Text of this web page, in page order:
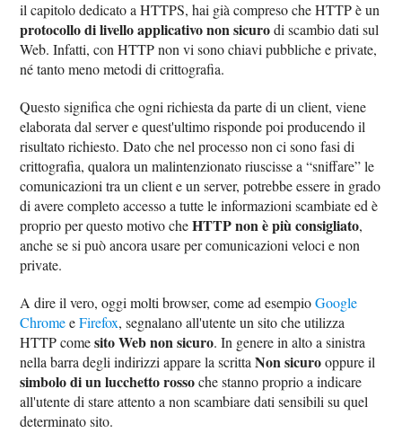
il capitolo dedicato a HTTPS, hai già compreso che HTTP è un
protocollo di livello applicativo non sicurodi scambio dati sul
Web. Infatti, con HTTP non vi sono chiavi pubbliche e private,
né tanto meno metodi di crittografia.
Questo significa che ogni richiesta da parte di un client, viene
elaborata dal server e quest'ultimo risponde poi producendo il
risultato richiesto. Dato che nel processo non ci sono fasi di
crittografia, qualora un malintenzionato riuscisse a “sniffare” le
comunicazioni tra un client e un server, potrebbe essere in grado
di avere completo accesso a tutte le informazioni scambiate ed è
proprio per questo motivo cheHTTP non è più consigliato,
anche se si può ancora usare per comunicazioni veloci e non
private.
A dire il vero, oggi molti browser, come ad esempioGoogle
ChromeeFirefox, segnalano all'utente un sito che utilizza
HTTP comesito Web non sicuro. In genere in alto a sinistra
nella barra degli indirizzi appare la scrittaNon sicurooppure il
simbolo di un lucchetto rossoche stanno proprio a indicare
all'utente di stare attento a non scambiare dati sensibili su quel
determinato sito.